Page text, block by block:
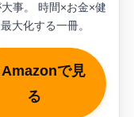
事。 時間×お金×健
大化する一冊。
で見
る